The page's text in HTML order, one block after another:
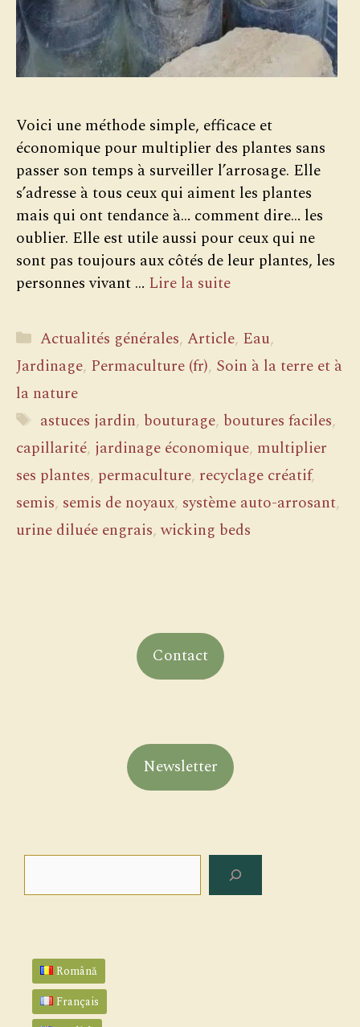
Voici une méthode simple, efficace et
économique pour multiplier des plantes sans
passer son temps à surveiller l’arrosage. Elle
s’adresse à tous ceux qui aiment les plantes
mais qui ont tendance à… comment dire… les
oublier. Elle est utile aussi pour ceux qui ne
sont pas toujours aux côtés de leur plantes, les
personnes vivant … Lire la suite
Catégories
Actualités générales,Article, Eau,
Jardinage, Permaculture (fr), Soin à la terre et à
la nature
Étiquettes
astuces jardin, bouturage, boutures faciles,
capillarité, jardinage économique, multiplier
ses plantes, permaculture, recyclage créatif,
semis, semis de noyaux, système auto-arrosant,
urine diluée engrais,wicking beds
Contact
Newsletter
Română
Français